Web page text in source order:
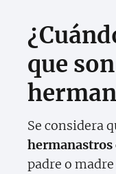
que son
Se considera
hermanastros
padre o